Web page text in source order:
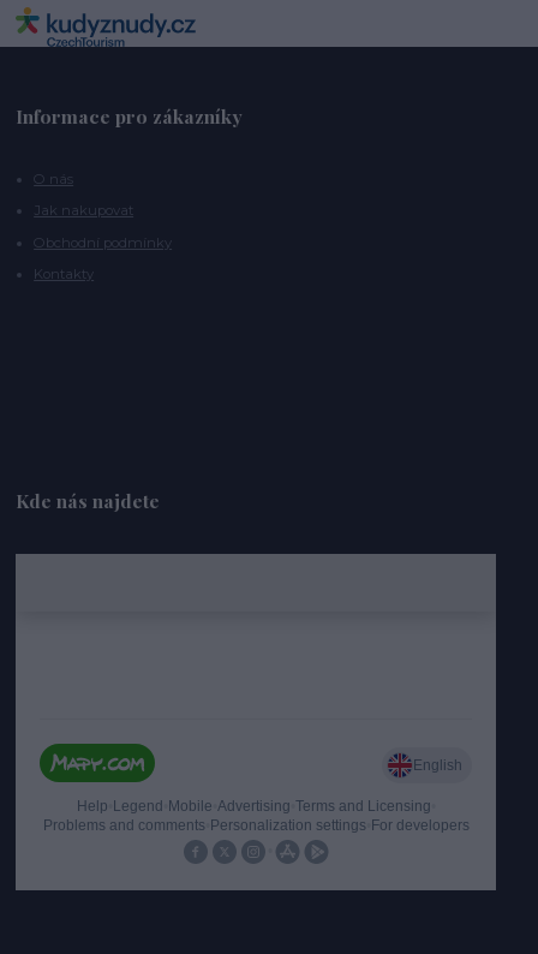
Informace pro zákazníky
O nás
Jak nakupovat
Obchodní podmínky
Kontakty
Kde nás najdete